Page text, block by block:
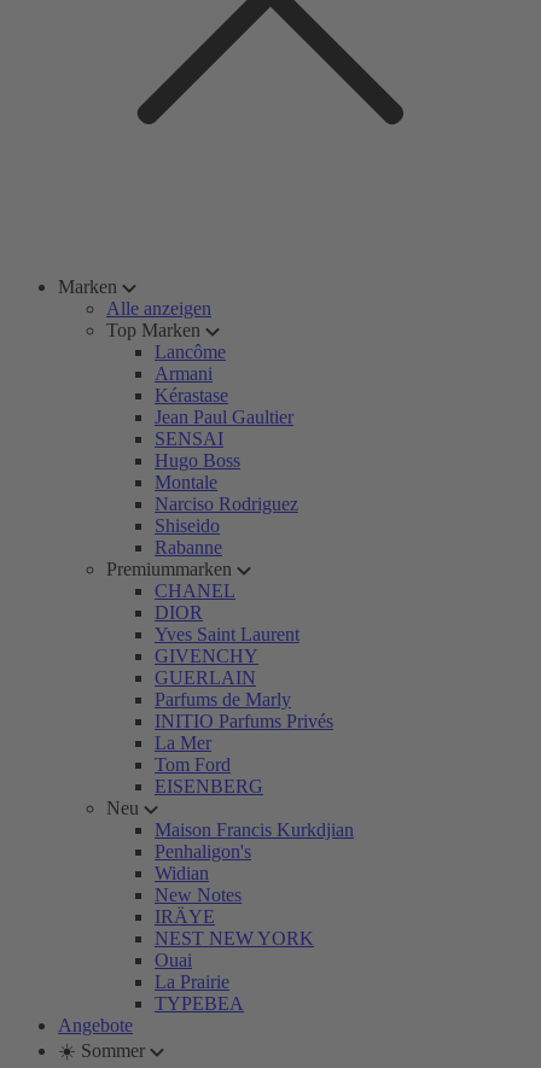
Marken
Alle anzeigen
Top Marken
Lancôme
Armani
Kérastase
Jean Paul Gaultier
SENSAI
Hugo Boss
Montale
Narciso Rodriguez
Shiseido
Rabanne
Premiummarken
CHANEL
DIOR
Yves Saint Laurent
GIVENCHY
GUERLAIN
Parfums de Marly
INITIO Parfums Privés
La Mer
Tom Ford
EISENBERG
Neu
Maison Francis Kurkdjian
Penhaligon's
Widian
New Notes
IRÄYE
NEST NEW YORK
Ouai
La Prairie
TYPEBEA
Angebote
☀️ Sommer